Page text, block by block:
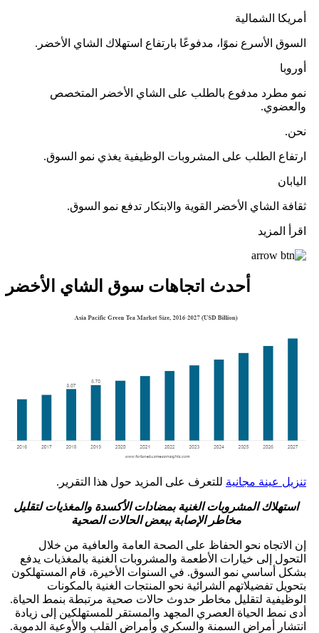
أمريكا الشمالية
السوق الأسرع نموًا، مدفوعًا بارتفاع استهلاك الشاي الأخضر.
أوروبا
نمو مطرد مدفوع بالطلب على الشاي الأخضر المتخصص
والعضوي.
نحن.
ارتفاع الطلب على المشروبات الوظيفية يغذي نمو السوق.
اليابان
ثقافة الشاي الأخضر القوية والابتكار تدفع نمو السوق.
اقرأ المزيد
أحدث اتجاهات سوق الشاي الأخضر
تنزيل عينة مجانيةللتعرف على المزيد حول هذا التقرير.
استهلاك المشروبات الغنية بمضادات الأكسدة والمغذيات لتقليل
مخاطر الإصابة ببعض الحالات الصحية
إن الاتجاه نحو الحفاظ على الصحة العامة والعافية من خلال
التحول إلى خيارات الأطعمة والمشروبات الغنية بالمغذيات يدفع
بشكل أساسي نمو السوق. في السنوات الأخيرة، قام المستهلكون
بتحويل تفضيلاتهم الشرائية نحو المنتجات الغنية بالمكونات
الوظيفية لتقليل مخاطر حدوث حالات صحية مرتبطة بنمط الحياة.
أدى نمط الحياة العصري المجهد والمستقر للمستهلكين إلى زيادة
انتشار أمراض السمنة والسكري وأمراض القلب والأوعية الدموية.